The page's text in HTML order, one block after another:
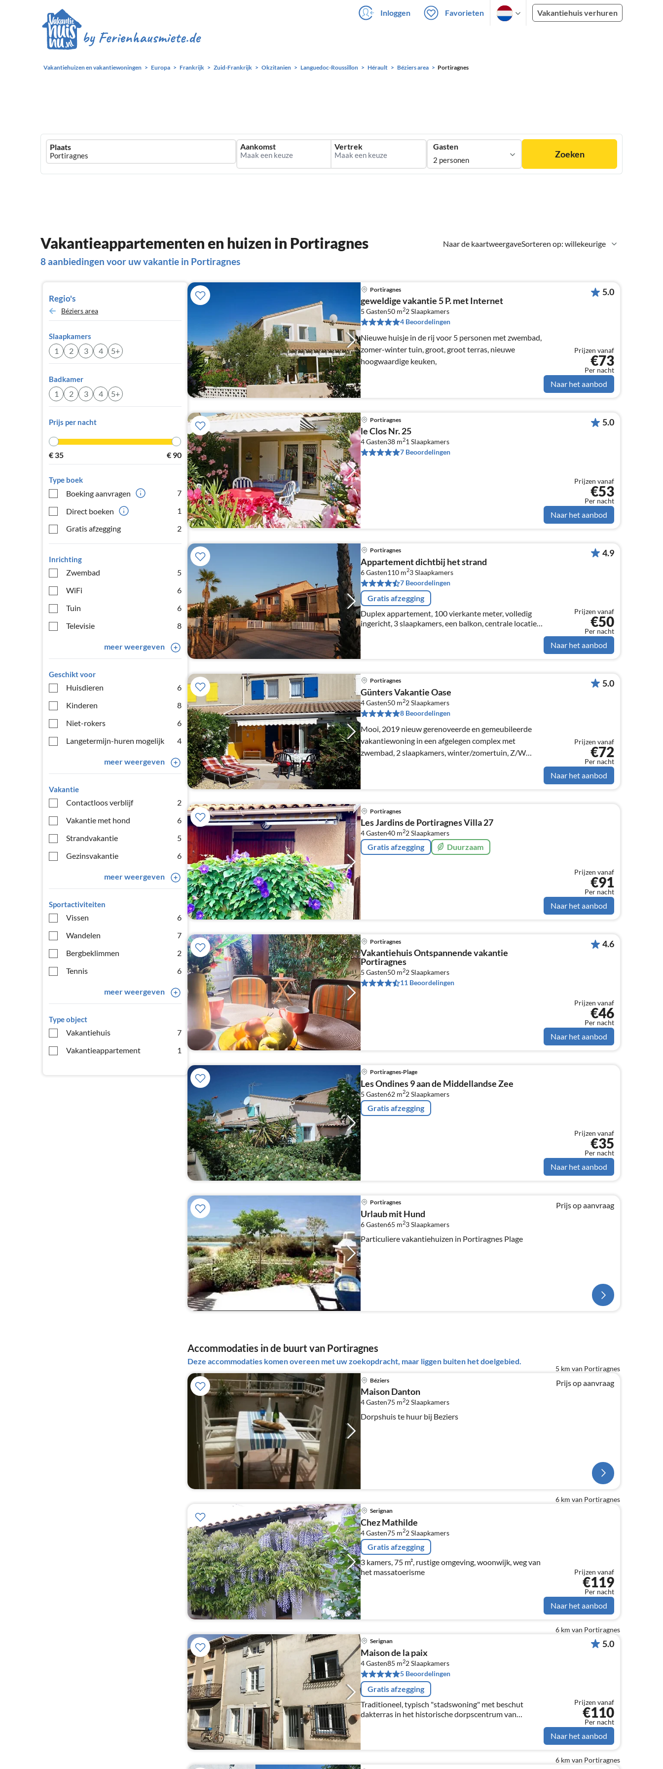
Inloggen Favorieten Vakantiehuis verhuren
Vakantiehuizen en vakantiewoningen Europa Frankrijk Zuid-Frankrijk Okzitanien Languedoc-Roussillon Hérault Béziers area Portiragnes
Ferienhausmiete
logo
Plaats Aankomst Vertrek Gasten
2 personen
Zoeken
Naar de kaartweergaveSorteren op: willekeurige
Vakantieappartementen en huizen in Portiragnes
8 aanbiedingen voor uw vakantie in Portiragnes
Regio's
Béziers area
Slaapkamers
1 2 3 4 5+
Badkamer
1 2 3 4 5+
Prijs per nacht
€ 35 € 90
Type boek
Boeking aanvragen
7
Direct boeken
1
Gratis afzegging
2
Inrichting
Zwembad
5
WiFi
6
Tuin
6
Televisie
8
meer weergeven
Geschikt voor
Huisdieren
6
Kinderen
8
Niet-rokers
6
Langetermijn-huren mogelijk
4
meer weergeven
Vakantie
Contactloos verblijf
2
Vakantie met hond
6
Strandvakantie
5
Gezinsvakantie
6
meer weergeven
Sportactiviteiten
Vissen
6
Wandelen
7
Bergbeklimmen
2
Tennis
6
meer weergeven
Type object
Vakantiehuis
7
Vakantieappartement
1
Portiragnes
geweldige vakantie 5 P. met Internet
5 Gasten50 m22Slaapkamers
4 Beoordelingen
Nieuwe huisje in de rij voor 5 personen met zwembad,
zomer-winter tuin, groot, groot terras, nieuwe
hoogwaardige keuken,
5.0
Prijzen vanaf
€73
Per nacht
Naar het aanbod
Portiragnes
le Clos Nr. 25
4 Gasten38 m21 Slaapkamers
7 Beoordelingen
5.0
Prijzen vanaf
€53
Per nacht
Naar het aanbod
Portiragnes
Appartement dichtbij het strand
6 Gasten110 m23Slaapkamers
7 Beoordelingen
Gratis afzegging
Duplex appartement, 100 vierkante meter, volledig
ingericht, 3 slaapkamers, een balkon, centrale locatie
op slechts 80 van de zee en 50 meter van de winkels,
Wi-Fi, parking, ideaal voor een gezinsvakantie
4.9
Prijzen vanaf
€50
Per nacht
Naar het aanbod
Portiragnes
Günters Vakantie Oase
4 Gasten50 m22Slaapkamers
8 Beoordelingen
Mooi, 2019 nieuw gerenoveerde en gemeubileerde
vakantiewoning in een afgelegen complex met
zwembad, 2 slaapkamers, winter/zomertuin, Z/W
oriëntatie, mooie tuin, voor 5 personen.
5.0
Prijzen vanaf
€72
Per nacht
Naar het aanbod
Portiragnes
Les Jardins de Portiragnes Villa 27
4 Gasten40 m22Slaapkamers
Gratis afzegging Duurzaam
Prijzen vanaf
€91
Per nacht
Naar het aanbod
Portiragnes
Vakantiehuis Ontspannende vakantie
Portiragnes
5 Gasten50 m22Slaapkamers
11 Beoordelingen
4.6
Prijzen vanaf
€46
Per nacht
Naar het aanbod
Portiragnes-Plage
Les Ondines 9 aan de Middellandse Zee
5 Gasten62 m22Slaapkamers
Gratis afzegging
Prijzen vanaf
€35
Per nacht
Naar het aanbod
Portiragnes
Urlaub mit Hund
6 Gasten65 m23Slaapkamers
Particuliere vakantiehuizen in Portiragnes Plage
Prijs op aanvraag
Accommodaties in de buurt van Portiragnes
Deze accommodaties komen overeen met uw zoekopdracht, maar liggen buiten het doelgebied.
5 km van Portiragnes
Béziers
Maison Danton
4 Gasten75 m22Slaapkamers
Dorpshuis te huur bij Beziers
Prijs op aanvraag
6 km van Portiragnes
Serignan
Chez Mathilde
4 Gasten75 m22Slaapkamers
Gratis afzegging
3 kamers, 75 m², rustige omgeving, woonwijk, weg van
het massatoerisme
Prijzen vanaf
€119
Per nacht
Naar het aanbod
6 km van Portiragnes
Serignan
Maison de la paix
4 Gasten85 m22Slaapkamers
5 Beoordelingen
Gratis afzegging
Traditioneel, typisch "stadswoning" met beschut
dakterras in het historische dorpscentrum van
5.0
Prijzen vanaf
€110
Per nacht
Naar het aanbod
6 km van Portiragnes